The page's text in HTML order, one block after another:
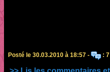
Posté le 30.03.2010 à 18:57 - : 7